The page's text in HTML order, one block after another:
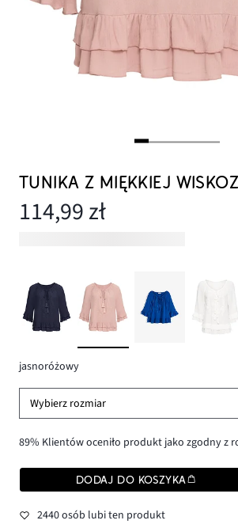
TUNIKA Z MIĘKKIEJ
114,99 zł
jasnoróżowy
Wybierz rozmiar
89% Klientów oceniło produkt jako zgodny z
DODAJ DO KOSZYKA
2440 osób lubi ten produkt